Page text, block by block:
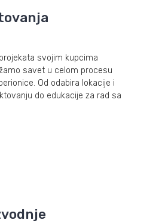
svojim kupcima
savet u celom procesu
Od odabira lokacije i
do edukacije za rad sa